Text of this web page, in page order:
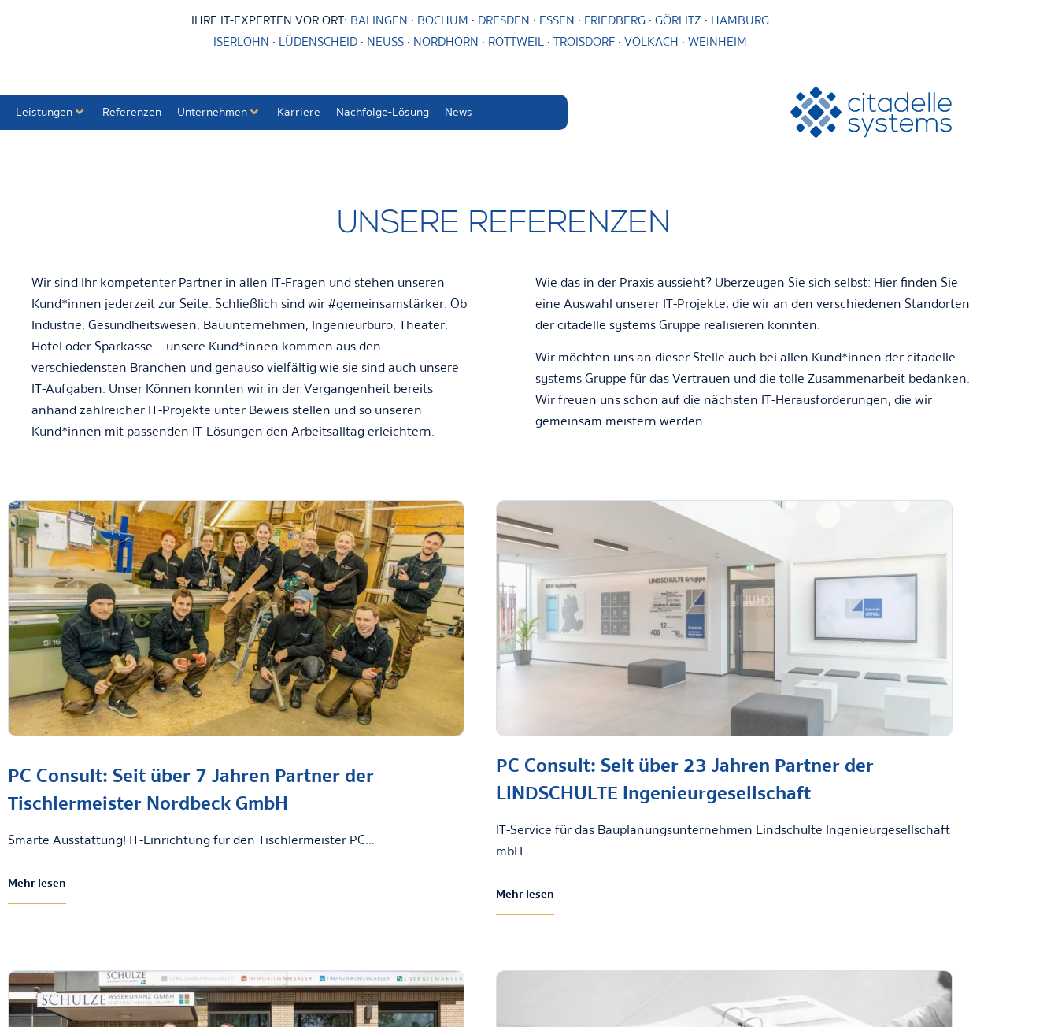
IHRE IT-EXPERTEN VOR ORT: BALINGEN · BOCHUM · DRESDEN · ESSEN · FRIEDBERG·GÖRLITZ · HAMBURG
ISERLOHN · LÜDENSCHEID· NEUSS· NORDHORN · ROTTWEIL·TROISDORF·VOLKACH ·WEINHEIM
Leistungen Referenzen Unternehmen Karriere Nachfolge-Lösung News
UNSERE REFERENZEN
Wir sind Ihr kompetenter Partner in allen IT-Fragen und stehen unseren
Kund*innen jederzeit zur Seite. Schließlich sind wir#gemeinsamstärker. Ob
Industrie, Gesundheitswesen, Bauunternehmen, Ingenieurbüro, Theater,
Hotel oder Sparkasse – unsere Kund*innen kommen aus den
verschiedensten Branchen und genauso vielfältig wie sie sind auch unsere
IT-Aufgaben. Unser Können konnten wir in der Vergangenheit bereits
anhand zahlreicher IT-Projekte unter Beweis stellen und so unseren
Kund*innen mit passenden IT-Lösungen den Arbeitsalltag erleichtern.
Wie das in der Praxis aussieht? Überzeugen Sie sich selbst: Hier finden Sie
eine Auswahl unserer IT-Projekte, die wir an den verschiedenen Standorten
der citadelle systems Gruppe realisieren konnten.
Wir möchten uns an dieser Stelle auch bei allen Kund*innen der citadelle
systems Gruppe für das Vertrauen und die tolle Zusammenarbeit bedanken.
Wir freuen uns schon auf die nächsten IT-Herausforderungen, die wir
gemeinsam meistern werden.
PC Consult: Seit über 7 Jahren Partner der
Tischlermeister Nordbeck GmbH
Smarte Ausstattung! IT-Einrichtung für den Tischlermeister PC...
Mehr lesen
PC Consult: Seit über 23 Jahren Partner der
LINDSCHULTE Ingenieurgesellschaft
IT-Service für das Bauplanungsunternehmen Lindschulte Ingenieurgesellschaft
mbH...
Mehr lesen